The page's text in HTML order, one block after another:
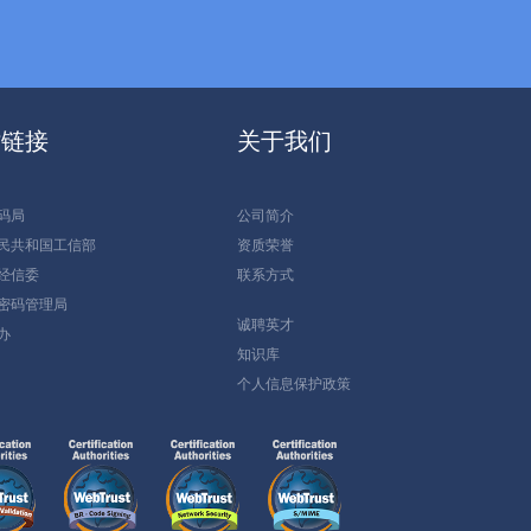
接
局
共和国工信部
信委
码管理局
关于我们
公司简介
资质荣誉
联系方式
诚聘英才
知识库
个人信息保护政策